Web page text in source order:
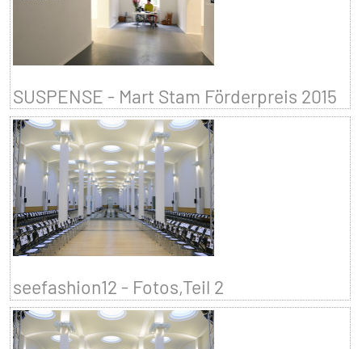
SUSPENSE - Mart Stam Förderpreis 2015
seefashion12 - Fotos,Teil 2